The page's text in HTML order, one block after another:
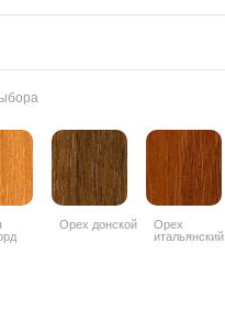
Орех донской
Орех
итальянский